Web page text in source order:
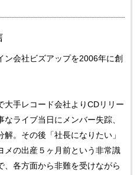
ン会社ビズアップを2006年に創
大手レコード会社よりCDリリー
なライブ当日にメンバー失踪、
解。その後「社長になりたい」
メの出産５ヶ月前という非常識
、各方面から非難を受けながら